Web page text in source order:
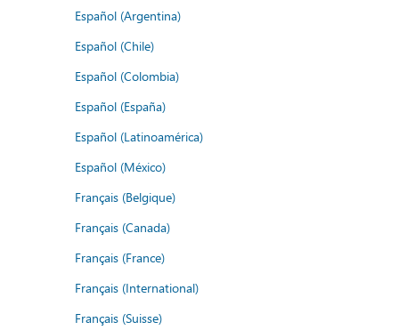
Español (Argentina)
Español (Chile)
Español (Colombia)
Español (España)
Español (Latinoamérica)
Español (México)
Français (Belgique)
Français (Canada)
Français (France)
Français (International)
Français (Suisse)